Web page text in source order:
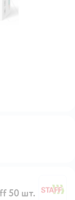
50 шт.